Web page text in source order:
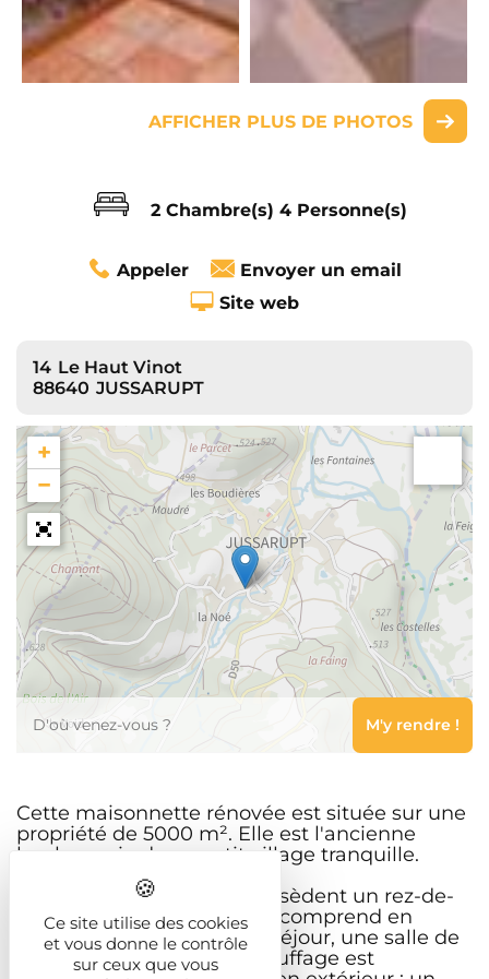
AFFICHER PLUS DE PHOTOS
2 Chambre(s) 4 Personne(s)
Appeler
Envoyer un email
Site web
14 Le Haut Vinot
88640 JUSSARUPT
+
−
Cette maisonnette rénovée est située sur une
propriété de 5000 m². Elle est l'ancienne
boulangerie de ce petit village tranquille.
La maison individuelle possèdent un rez-de-
chaussée et un étage. Elle comprend en
intérieur : une cuisine, un séjour, une salle de
bains et un garage. Le chauffage est
Ce site utilise des cookies
et vous donne le contrôle
sur ceux que vous